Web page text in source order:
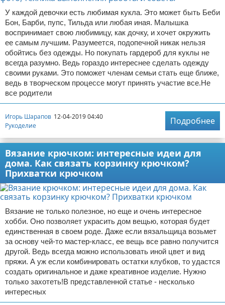
У каждой девочки есть любимая кукла. Это может быть Беби
Бон, Барби, пупс, Тильда или любая иная. Малышка
воспринимает свою любимицу, как дочку, и хочет окружить
ее самым лучшим. Разумеется, подопечной никак нельзя
обойтись без одежды. Но покупать гардероб для куклы не
всегда разумно. Ведь гораздо интереснее сделать одежду
своими руками. Это поможет членам семьи стать еще ближе,
ведь в творческом процессе могут принять участие все.Не
все родители
Игорь Шарапов 12-04-2019 04:40
Рукоделие
Подробнее
Вязание крючком: интересные идеи для
дома. Как связать корзинку крючком?
Прихватки крючком
Вязание не только полезное, но еще и очень интересное
хобби. Оно позволяет украсить дом вещью, которая будет
единственная в своем роде. Даже если вязальщица возьмет
за основу чей-то мастер-класс, ее вещь все равно получится
другой. Ведь всегда можно использовать иной цвет и вид
пряжи. А уж если комбинировать остатки клубков, то удастся
создать оригинальное и даже креативное изделие. Нужно
только захотеть!В представленной статье - несколько
интересных